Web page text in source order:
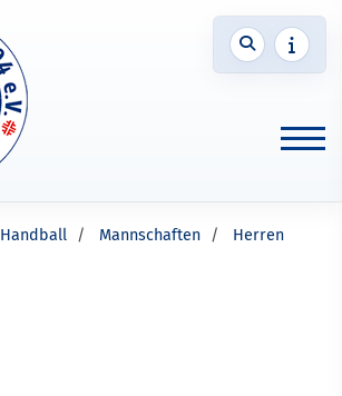
Handball Mannschaften
Herren